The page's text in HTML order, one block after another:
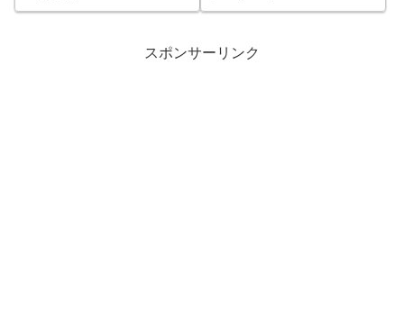
スポンサーリンク